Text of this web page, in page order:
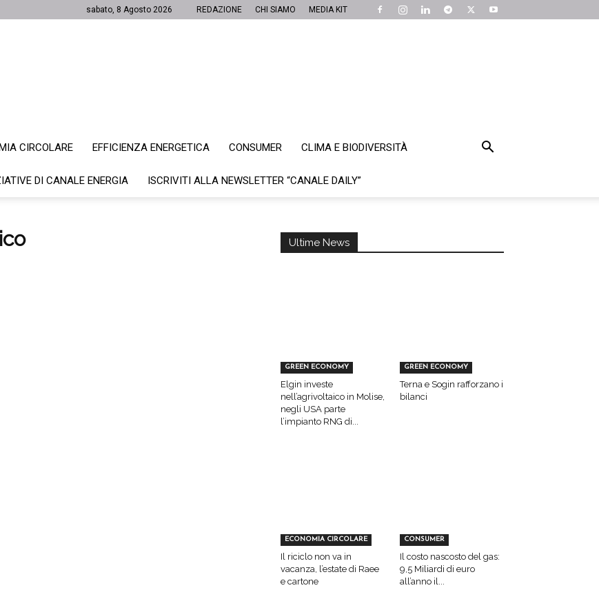
sabato, 8 Agosto 2026 REDAZIONE CHI SIAMO MEDIA KIT
CIRCOLARE EFFICIENZA ENERGETICA CONSUMER CLIMA E BIODIVERSITÀ
DI CANALE ENERGIA ISCRIVITI ALLA NEWSLETTER “CANALE DAILY”
Ultime News
GREEN ECONOMY
Elgin investe
nell’agrivoltaico in Molise,
negli USA parte
l’impianto RNG di...
GREEN ECONOMY
Terna e Sogin rafforzano i
bilanci
ECONOMIA CIRCOLARE
Il riciclo non va in
vacanza, l’estate di Raee
e cartone
CONSUMER
Il costo nascosto del gas:
9,5 Miliardi di euro
all’anno il...